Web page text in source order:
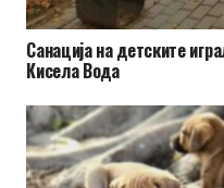
​Санација на детските
Кисела Вода